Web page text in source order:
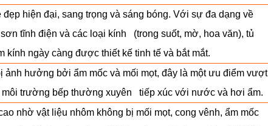
đẹp hiện đại, sang trọng và sáng bóng. Với sự đa dạng về
tĩnh điện và các loại kính (trong suốt, mờ, hoa văn), tủ
kính ngày càng được thiết kế tinh tế và bắt mắt.
ảnh hưởng bởi ẩm mốc và mối mọt, đây là một ưu điểm vượt
môi trường bếp thường xuyên tiếp xúc với nước và hơi ẩm.
nhờ vật liệu nhôm không bị mối mọt, cong vênh, ẩm mốc